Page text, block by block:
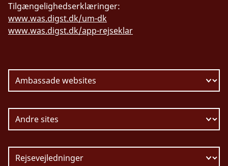
Tilgængelighedserklæringer:
www.was.digst.dk/um-dk
www.was.digst.dk/app-rejseklar